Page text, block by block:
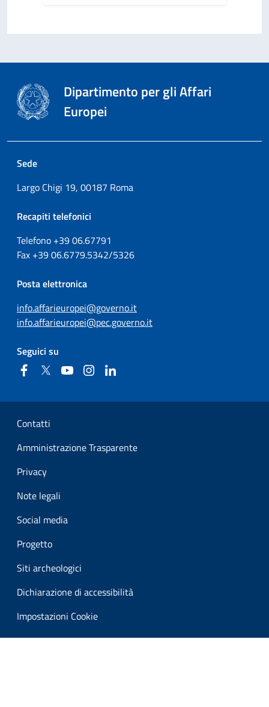
Dipartimento per gli Affari
Europei
Sede
Largo Chigi 19, 00187 Roma
Recapiti telefonici
Telefono +3906.67791
Fax +3906.6779.5342/5326
Posta elettronica
info.affarieuropei@governo.it
info.affarieuropei@pec.governo.it
Seguici su
FacebookTwitter YouTubeInstagram
Sezione Link Utili
Contatti
Amministrazione Trasparente
Privacy
Note legali
Social media
Progetto
Siti archeologici
Dichiarazione di accessibilità
Impostazioni Cookie